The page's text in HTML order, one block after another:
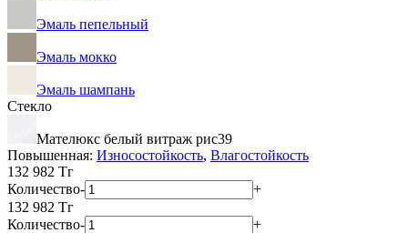
Эмаль пепельный
Эмаль мокко
Эмаль шампань
Стекло
Мателюкс белый витраж рис39
Повышенная: Износостойкость, Влагостойкость
132 982 Тг
Количество-
+
132 982 Тг
Количество-
+